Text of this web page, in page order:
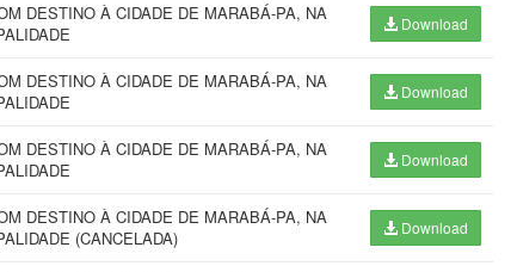
DESTINO À CIDADE DE MARABÁ-PA, NA
Download
DESTINO À CIDADE DE MARABÁ-PA, NA
Download
DESTINO À CIDADE DE MARABÁ-PA, NA
Download
DESTINO À CIDADE DE MARABÁ-PA, NA
(CANCELADA)
Download